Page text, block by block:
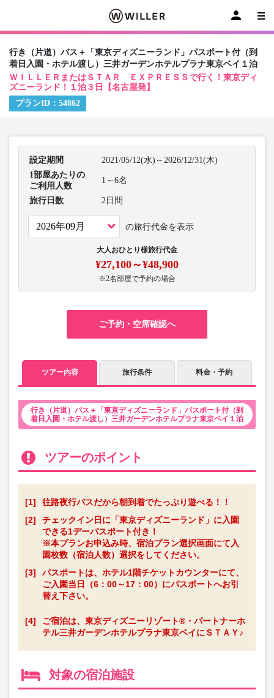
行き（片道）バス＋「東京ディズニーランド」パスポート付（到
着日入園・ホテル渡し）三井ガーデンホテルプラナ東京ベイ１泊
ＷＩＬＬＥＲまたはＳＴＡＲ ＥＸＰＲＥＳＳで行く！東京ディ
ズニーランド！１泊３日【名古屋発】
プランID： 54862
設定期間
2021/05/12(水)～2026/12/31(木)
1部屋あたりの
ご利用人数
1～6名
旅行日数 2日間
の旅行代金を表示
大人おひとり様旅行代金
¥27,100～¥48,900
※2名部屋で予約の場合
ご予約・空席確認へ
ツアー内容 旅行条件 料金・予約
行き（片道）バス＋「東京ディズニーランド」パスポート付（到
着日入園・ホテル渡し）三井ガーデンホテルプラナ東京ベイ１泊
ツアーのポイント
[1]
往路夜行バスだから朝到着でたっぷり遊べる！！
[2]
チェックイン日に「東京ディズニーランド」に入園
できる1デーパスポート付き！
※本プランお申込み時、宿泊プラン選択画面にて入
園枚数（宿泊人数）選択をしてください。
[3]
パスポートは、ホテル1階チケットカウンターにて、
ご入園当日（6：00～17：00）にパスポートへお引
替え下さい。
[4]
ご宿泊は、東京ディズニーリゾート®・パートナーホ
テル三井ガーデンホテルプラナ東京ベイにＳＴＡＹ♪
対象の宿泊施設